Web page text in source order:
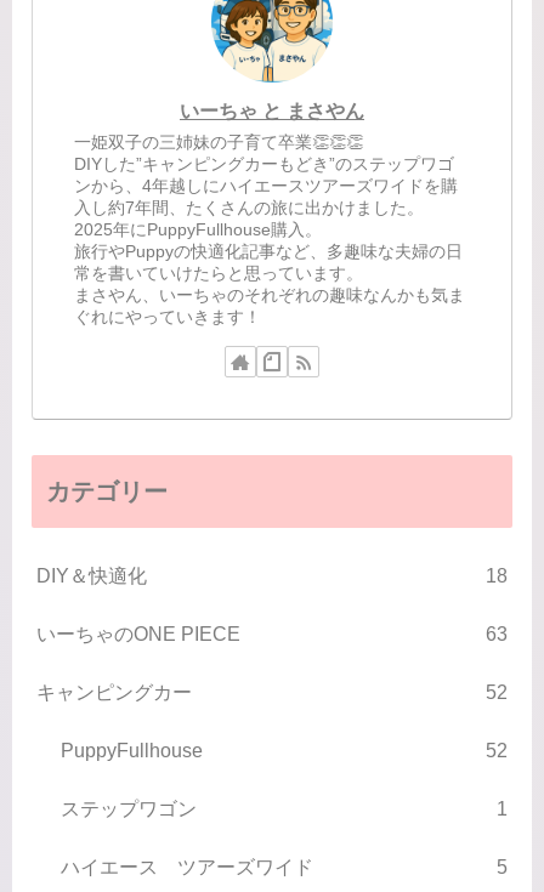
いーちゃ と まさやん
一姫双子の三姉妹の子育て卒業👏👏👏
DIYした”キャンピングカーもどき”のステップワゴ
ンから、4年越しにハイエースツアーズワイドを購
入し約7年間、たくさんの旅に出かけました。
2025年にPuppyFullhouse購入。
旅行やPuppyの快適化記事など、多趣味な夫婦の日
常を書いていけたらと思っています。
まさやん、いーちゃのそれぞれの趣味なんかも気ま
ぐれにやっていきます！
カテゴリー
DIY＆快適化 18
いーちゃのONE PIECE 63
キャンピングカー 52
PuppyFullhouse 52
ステップワゴン 1
ハイエース ツアーズワイド 5